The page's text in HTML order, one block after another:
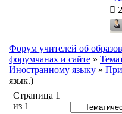
Форум учителей об
форумчанах и сайте »
Иностранному языку »
язык.)
Страница 1
из 1